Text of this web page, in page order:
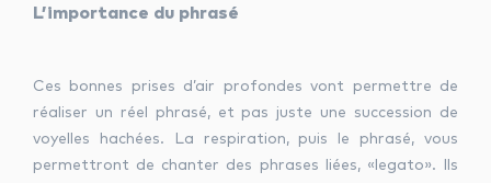
L’importance du phrasé
Ces bonnes prises d’air profondes vont permettre de
réaliser un réel phrasé, et pas juste une succession de
voyelles hachées. La respiration, puis le phrasé, vous
permettront de chanter des phrases liées, «legato». Ils